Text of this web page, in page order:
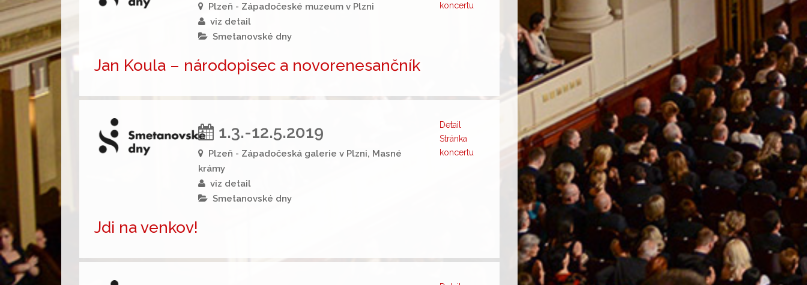
Plzeň - Západočeské muzeum v Plzni
viz detail
Smetanovské dny
koncertu
Jan Koula – národopisec a novorenesančník
1.3.-12.5.2019
Plzeň - Západočeská galerie v Plzni, Masné
krámy
viz detail
Smetanovské dny
Detail
Stránka
koncertu
Jdi na venkov!